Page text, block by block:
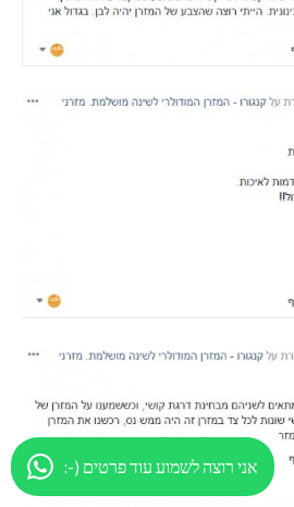
:-) אני רוצה לשמוע עוד פרטים